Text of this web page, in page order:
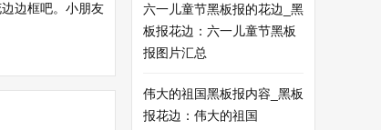
边框吧。小朋友
六一儿童节黑板报的花边_黑
板报花边：六一儿童节黑板
报图片汇总
伟大的祖国黑板报内容_黑板
报花边：伟大的祖国